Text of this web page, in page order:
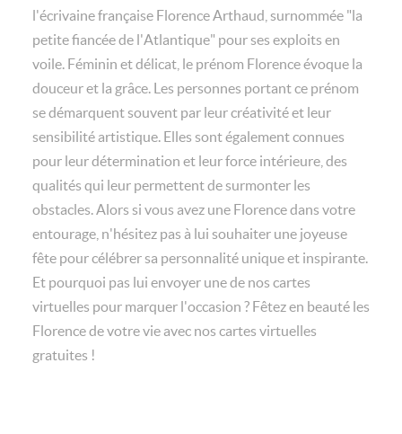
l'écrivaine française Florence Arthaud, surnommée "la
petite fiancée de l'Atlantique" pour ses exploits en
voile. Féminin et délicat, le prénom Florence évoque la
douceur et la grâce. Les personnes portant ce prénom
se démarquent souvent par leur créativité et leur
sensibilité artistique. Elles sont également connues
pour leur détermination et leur force intérieure, des
qualités qui leur permettent de surmonter les
obstacles. Alors si vous avez une Florence dans votre
entourage, n'hésitez pas à lui souhaiter une joyeuse
fête pour célébrer sa personnalité unique et inspirante.
Et pourquoi pas lui envoyer une de nos cartes
virtuelles pour marquer l'occasion ? Fêtez en beauté les
Florence de votre vie avec nos cartes virtuelles
gratuites !